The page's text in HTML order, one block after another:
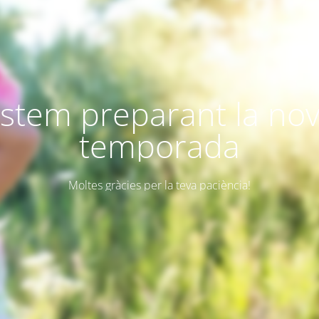
preparant la
temporada
Moltes gràcies per la teva paciència!